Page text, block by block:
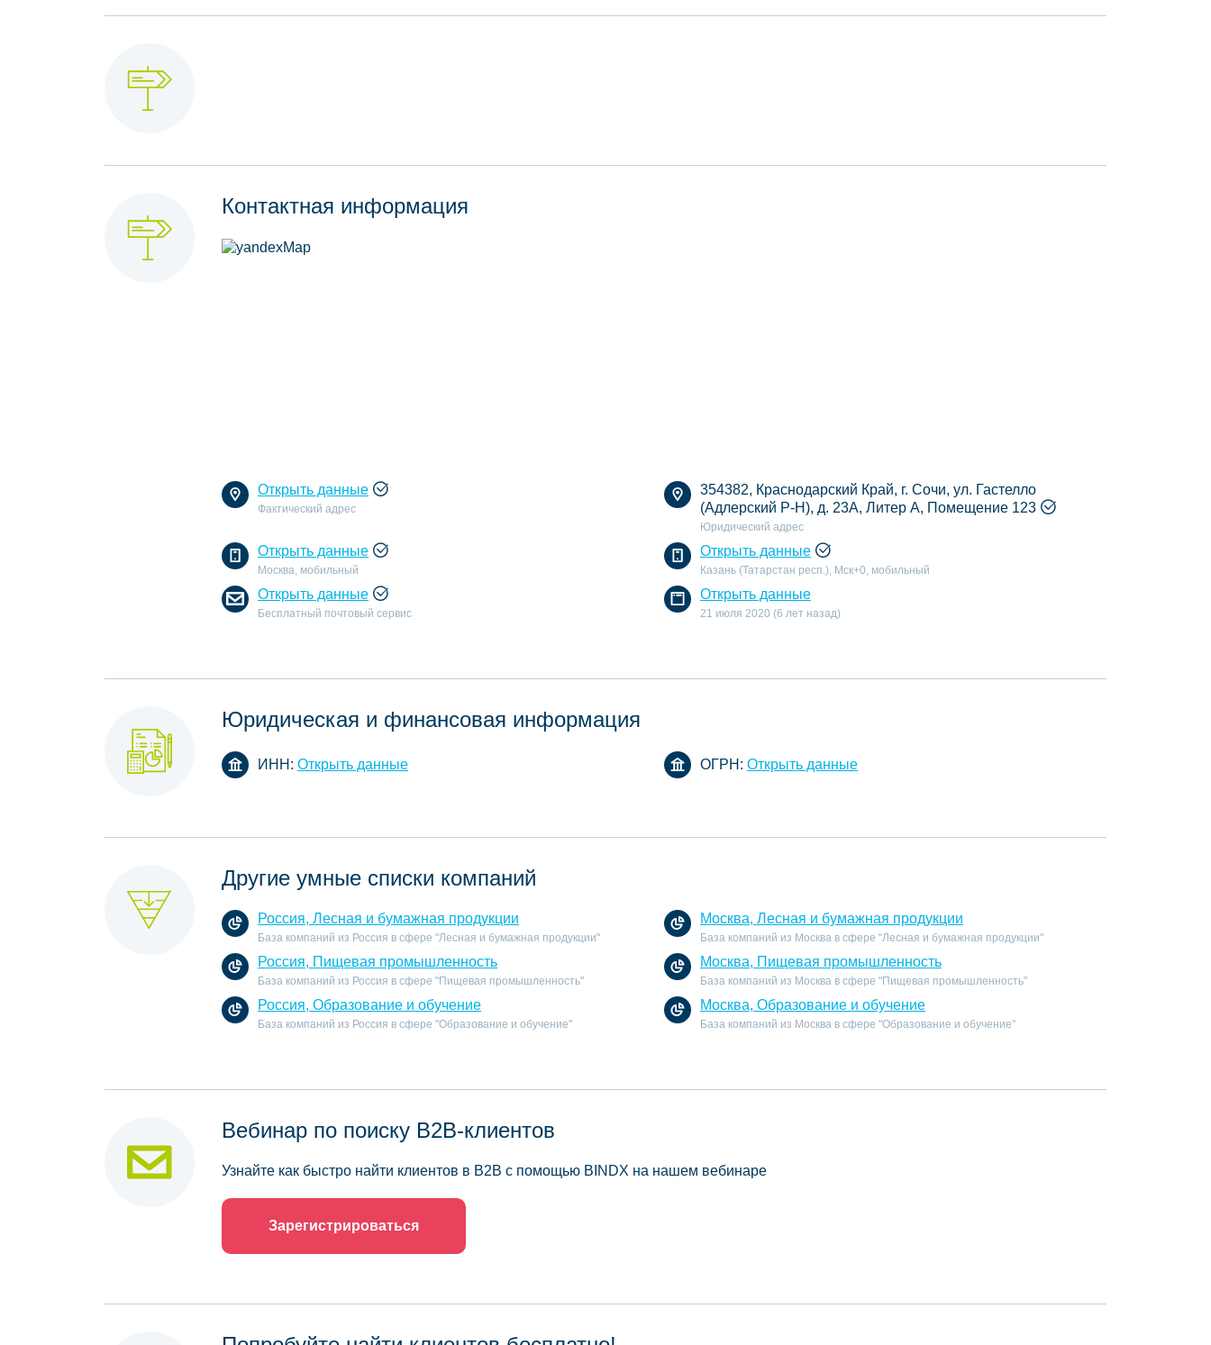
Контактная информация
Открыть данные
Фактический адрес
354382, Краснодарский Край, г. Сочи, ул. Гастелло
(Адлерский Р-Н), д. 23А, Литер А, Помещение 123
Юридический адрес
Открыть данные
Москва, мобильный
Открыть данные
Казань (Татарстан респ.), Мск+0, мобильный
Открыть данные
Бесплатный почтовый сервис
Открыть данные
21 июля 2020 (6 лет назад)
Юридическая и финансовая информация
ИНН: Открыть данные ОГРН: Открыть данные
Другие умные списки компаний
Россия, Лесная и бумажная продукции
База компаний из Россия в сфере "Лесная и бумажная продукции"
Москва, Лесная и бумажная продукции
База компаний из Москва в сфере "Лесная и бумажная продукции"
Россия, Пищевая промышленность
База компаний из Россия в сфере "Пищевая промышленность"
Москва, Пищевая промышленность
База компаний из Москва в сфере "Пищевая промышленность"
Россия, Образование и обучение
База компаний из Россия в сфере "Образование и обучение"
Москва, Образование и обучение
База компаний из Москва в сфере "Образование и обучение"
Вебинар по поиску B2B-клиентов
Узнайте как быстро найти клиентов в B2B с помощью BINDX на нашем вебинаре
Зарегистрироваться